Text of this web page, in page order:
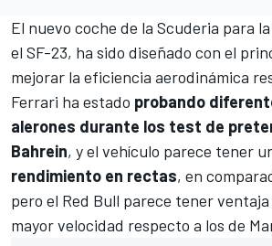
El nuevo coche de la Scuderia para
el SF-23, ha sido diseñado con el
mejorar la eficiencia aerodinámica
Ferrari ha estado probando
alerones durante los test de
Bahrein, y el vehículo parece tener
rendimiento en rectas, en
pero el Red Bull parece tener
mayor velocidad respecto a los de